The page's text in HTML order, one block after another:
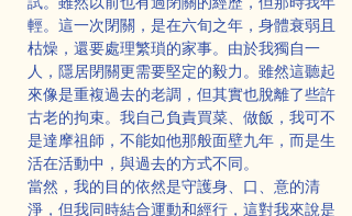
輕。這一次閉關，是在六旬之年，身體衰弱且
枯燥，還要處理繁瑣的家事。由於我獨自一
人，隱居閉關更需要堅定的毅力。雖然這聽起
來像是重複過去的老調，但其實也脫離了些許
古老的拘束。我自己負責買菜、做飯，我可不
是達摩祖師，不能如他那般面壁九年，而是生
活在活動中，與過去的方式不同。
當然，我的目的依然是守護身、口、意的清
淨，但我同時結合運動和經行，這對我來說是